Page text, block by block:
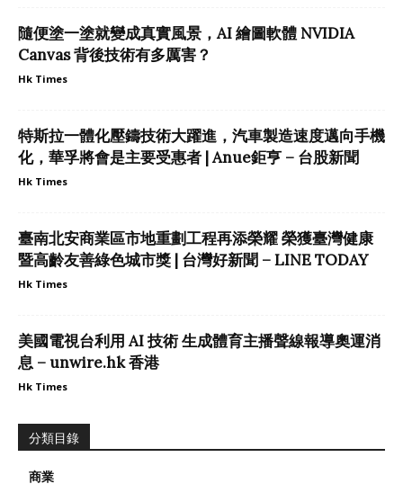
隨便塗一塗就變成真實風景，AI 繪圖軟體 NVIDIA
Canvas 背後技術有多厲害？
Hk Times
特斯拉一體化壓鑄技術大躍進，汽車製造速度邁向手機
化，華孚將會是主要受惠者 | Anue鉅亨 – 台股新聞
Hk Times
臺南北安商業區市地重劃工程再添榮耀 榮獲臺灣健康
暨高齡友善綠色城市獎 | 台灣好新聞 – LINE TODAY
Hk Times
美國電視台利用 AI 技術 生成體育主播聲線報導奧運消
息 – unwire.hk 香港
Hk Times
分類目錄
商業